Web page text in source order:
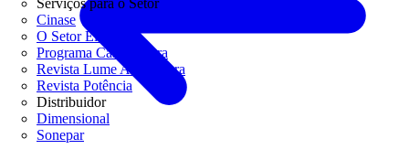
Serviços para o Setor
Cinase
O Setor Elétrico
Programa Casa Segura
Revista Lume Arquitetura
Revista Potência
Distribuidor
Dimensional
Sonepar